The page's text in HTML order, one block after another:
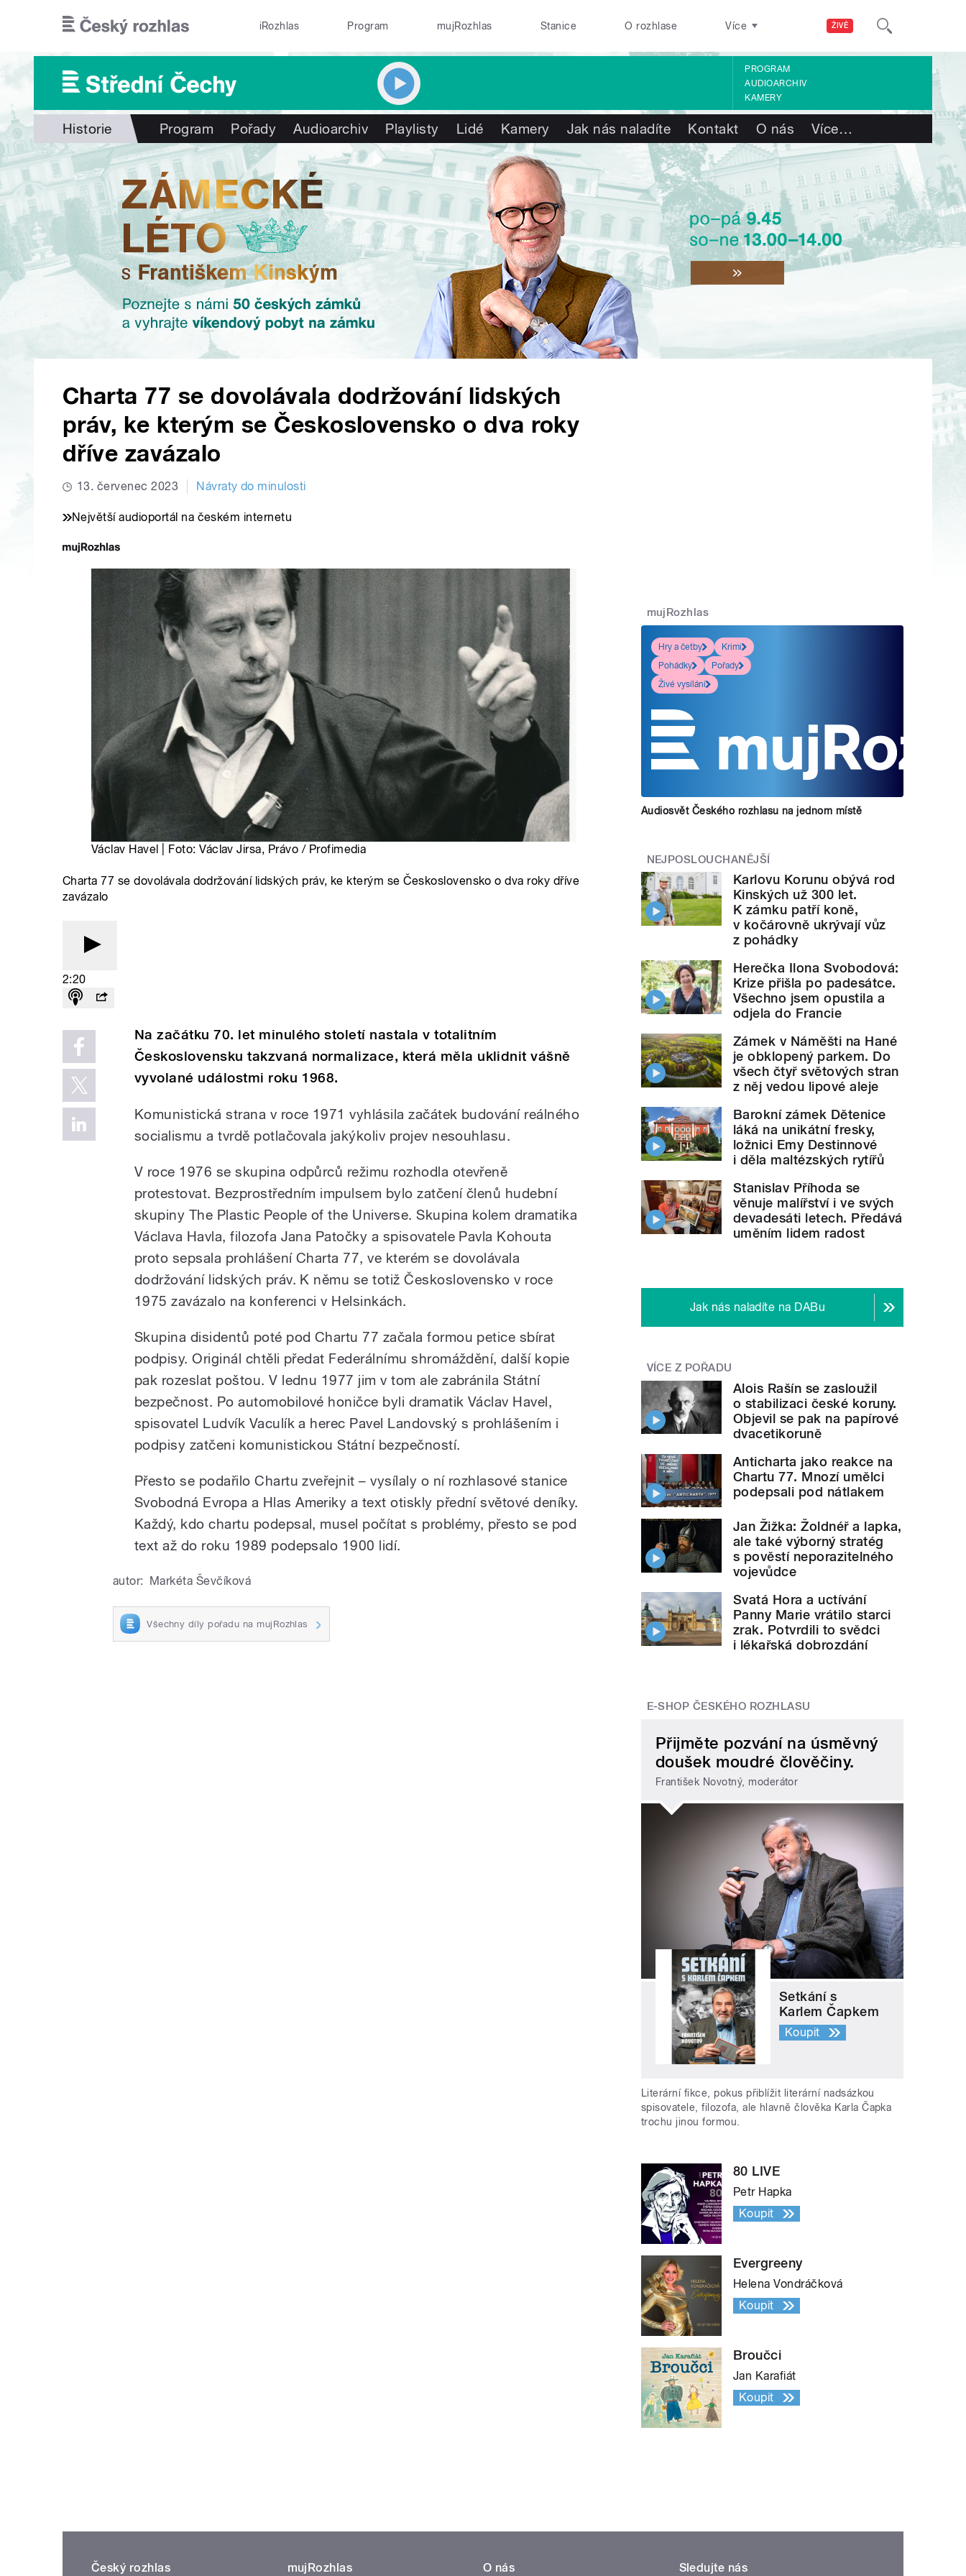
ŽIVĚ
iRozhlas Program mujRozhlas Stanice O rozhlase Více
PROGRAM
AUDIOARCHIV
KAMERY
Historie Program Pořady Audioarchiv Playlisty Lidé Kamery Jak nás naladíte Kontakt O nás Více…
Charta 77 se dovolávala dodržování lidských
práv, ke kterým se Československo o dva roky
dříve zavázalo
13. červenec 2023 Návraty do minulosti
Největší audioportál na českém internetu
Václav Havel | Foto: Václav Jirsa, Právo / Profimedia
Charta 77 se dovolávala dodržování lidských práv, ke kterým se Československo o dva roky dříve
zavázalo
2:20
Na začátku 70. let minulého století nastala v totalitním
Československu takzvaná normalizace, která měla uklidnit vášně
vyvolané událostmi roku 1968.
Komunistická strana v roce 1971 vyhlásila začátek budování reálného
socialismu a tvrdě potlačovala jakýkoliv projev nesouhlasu.
V roce 1976 se skupina odpůrců režimu rozhodla otevřeně
protestovat. Bezprostředním impulsem bylo zatčení členů hudební
skupiny The Plastic People of the Universe. Skupina kolem dramatika
Václava Havla, filozofa Jana Patočky a spisovatele Pavla Kohouta
proto sepsala prohlášení Charta 77, ve kterém se dovolávala
dodržování lidských práv. K němu se totiž Československo v roce
1975 zavázalo na konferenci v Helsinkách.
Skupina disidentů poté pod Chartu 77 začala formou petice sbírat
podpisy. Originál chtěli předat Federálnímu shromáždění, další kopie
pak rozeslat poštou. V lednu 1977 jim v tom ale zabránila Státní
bezpečnost. Po automobilové honičce byli dramatik Václav Havel,
spisovatel Ludvík Vaculík a herec Pavel Landovský s prohlášením i
podpisy zatčeni komunistickou Státní bezpečností.
Přesto se podařilo Chartu zveřejnit – vysílaly o ní rozhlasové stanice
Svobodná Evropa a Hlas Ameriky a text otiskly přední světové deníky.
Každý, kdo chartu podepsal, musel počítat s problémy, přesto se pod
text až do roku 1989 podepsalo 1900 lidí.
autor: Markéta Ševčíková
Všechny díly pořadu na mujRozhlas
mujRozhlas
Hry a četby
Krimi
Pohádky
Pořady
Živé vysílání
Audiosvět Českého rozhlasu na jednom místě
NEJPOSLOUCHANĚJŠÍ
Karlovu Korunu obývá rod
Kinských už 300 let.
K zámku patří koně,
v kočárovně ukrývají vůz
z pohádky
Herečka Ilona Svobodová:
Krize přišla po padesátce.
Všechno jsem opustila a
odjela do Francie
Zámek v Náměšti na Hané
je obklopený parkem. Do
všech čtyř světových stran
z něj vedou lipové aleje
Barokní zámek Dětenice
láká na unikátní fresky,
ložnici Emy Destinnové
i děla maltézských rytířů
Stanislav Příhoda se
věnuje malířství i ve svých
devadesáti letech. Předává
uměním lidem radost
Jak nás naladíte na DABu
VÍCE Z POŘADU
Alois Rašín se zasloužil
o stabilizaci české koruny.
Objevil se pak na papírové
dvacetikoruně
Anticharta jako reakce na
Chartu 77. Mnozí umělci
podepsali pod nátlakem
Jan Žižka: Žoldnéř a lapka,
ale také výborný stratég
s pověstí neporazitelného
vojevůdce
Svatá Hora a uctívání
Panny Marie vrátilo starci
zrak. Potvrdili to svědci
i lékařská dobrozdání
E-SHOP ČESKÉHO ROZHLASU
Přijměte pozvání na úsměvný
doušek moudré člověčiny.
František Novotný, moderátor
Setkání s
Karlem Čapkem
Koupit
Literární fikce, pokus přiblížit literární nadsázkou
spisovatele, filozofa, ale hlavně člověka Karla Čapka
trochu jinou formou.
80 LIVE
Petr Hapka
Koupit
Evergreeny
Helena Vondráčková
Koupit
Broučci
Jan Karafiát
Koupit
Český rozhlas mujRozhlas O nás Sledujte nás